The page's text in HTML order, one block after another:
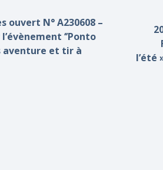
ouvert N° A230608 –
‘’Ponto
aventure et tir à
l’été